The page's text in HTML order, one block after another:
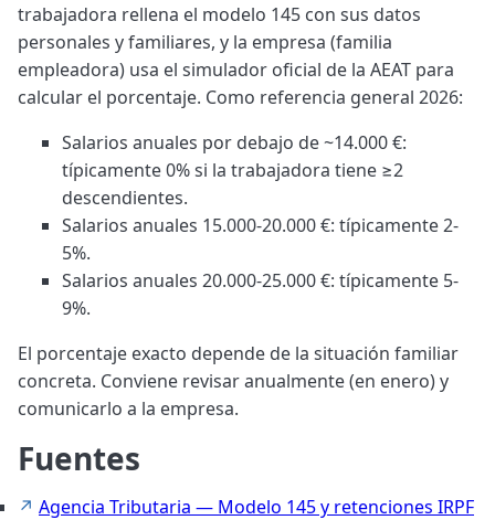
trabajadora rellena el modelo 145 con sus datos
personales y familiares, y la empresa (familia
empleadora) usa el simulador oficial de la AEAT para
calcular el porcentaje. Como referencia general 2026:
Salarios anuales por debajo de ~14.000 €:
típicamente 0% si la trabajadora tiene ≥2
descendientes.
Salarios anuales 15.000-20.000 €: típicamente 2-
5%.
Salarios anuales 20.000-25.000 €: típicamente 5-
9%.
El porcentaje exacto depende de la situación familiar
concreta. Conviene revisar anualmente (en enero) y
comunicarlo a la empresa.
Fuentes
Agencia Tributaria — Modelo 145 y retenciones IRPF